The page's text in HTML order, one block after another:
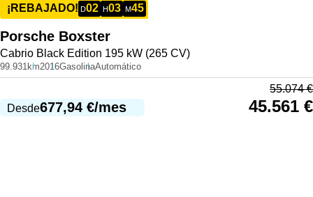
¡REBAJADO! D02 H03 M45
Porsche Boxster
Cabrio Black Edition 195 kW (265 CV)
99.931km2016GasolinaAutomático
Desde677,94 €/mes
55.074€
45.561 €